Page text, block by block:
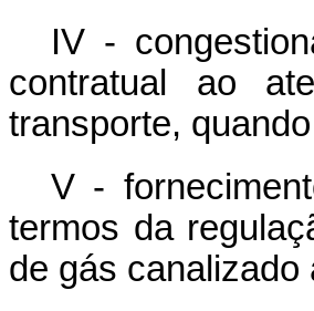
IV -
contratual ao
transporte,
V -
termos da
de gás